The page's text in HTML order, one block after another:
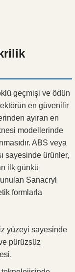
geçmişi ve ödün
en güvenilir
ayıran en
modellerinde
ABS veya
sayesinde ürünler,
ilk günkü
Sanacryl
formlarla
yüzeyi sayesinde
pürüzsüz